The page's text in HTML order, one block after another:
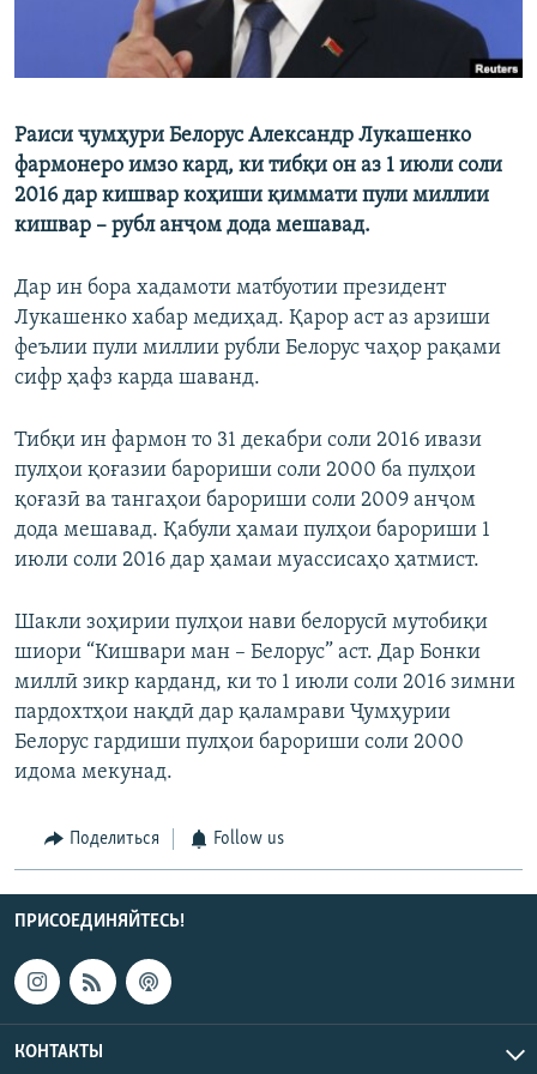
Раиси ҷумҳури Белорус Александр Лукашенко
фармонеро имзо кард, ки тибқи он аз 1 июли соли
2016 дар кишвар коҳиши қиммати пули миллии
кишвар – рубл анҷом дода мешавад.
Дар ин бора хадамоти матбуотии президент
Лукашенко хабар медиҳад. Қарор аст аз арзиши
феълии пули миллии рубли Белорус чаҳор рақами
сифр ҳафз карда шаванд.
Тибқи ин фармон то 31 декабри соли 2016 ивази
пулҳои қоғазии барориши соли 2000 ба пулҳои
қоғазӣ ва тангаҳои барориши соли 2009 анҷом
дода мешавад. Қабули ҳамаи пулҳои барориши 1
июли соли 2016 дар ҳамаи муассисаҳо ҳатмист.
Шакли зоҳирии пулҳои нави белорусӣ мутобиқи
шиори “Кишвари ман – Белорус” аст. Дар Бонки
миллӣ зикр карданд, ки то 1 июли соли 2016 зимни
пардохтҳои нақдӣ дар қаламрави Ҷумҳурии
Белорус гардиши пулҳои барориши соли 2000
идома мекунад.
Поделиться Follow us
ПРИСОЕДИНЯЙТЕСЬ!
КОНТАКТЫ